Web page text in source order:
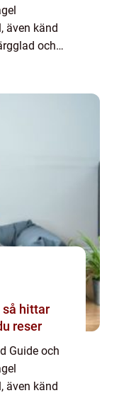
även känd
och
reser
Guide och
även känd